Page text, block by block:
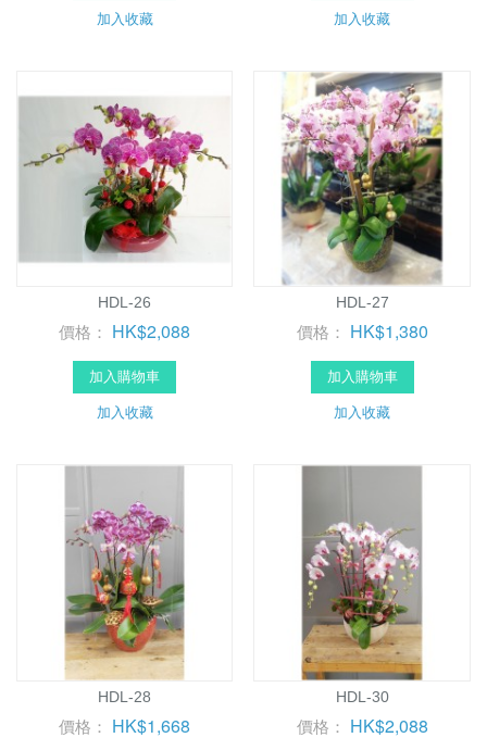
加入收藏 加入收藏
HDL-26
價格： HK$2,088
加入購物車
加入收藏
HDL-27
價格： HK$1,380
加入購物車
加入收藏
HDL-28
價格： HK$1,668
HDL-30
價格： HK$2,088